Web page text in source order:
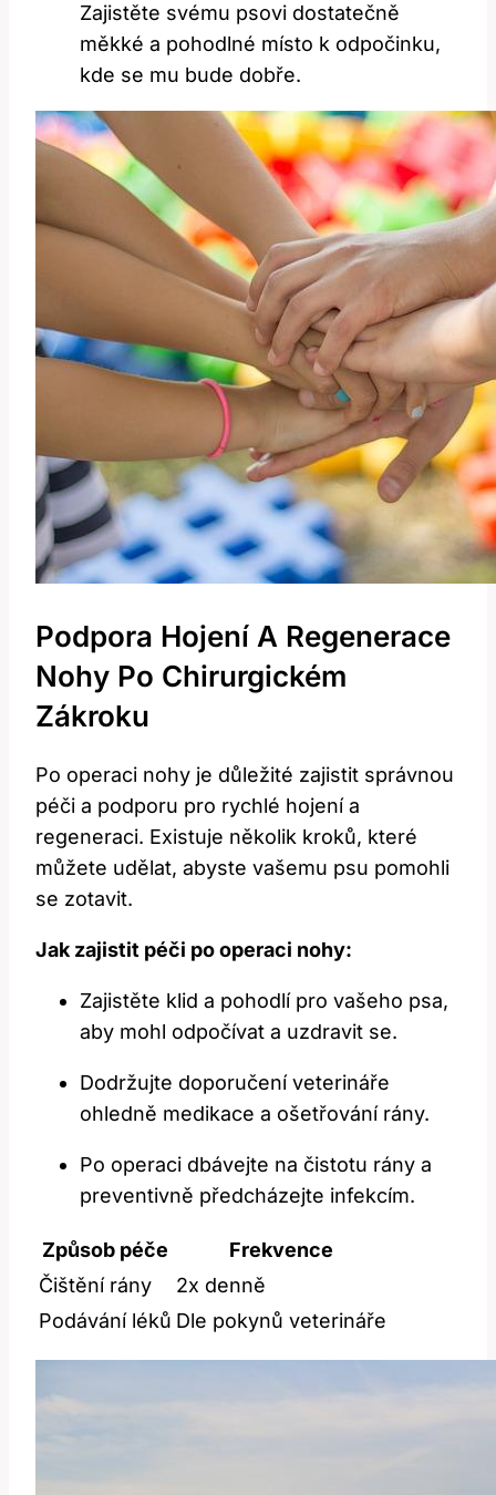
Zajistěte svému psovi dostatečně
měkké a pohodlné místo k odpočinku,
kde se mu bude dobře.
Podpora Hojení A Regenerace
Nohy Po Chirurgickém
Zákroku
Po operaci nohy je důležité zajistit správnou
péči a podporu pro rychlé hojení a
regeneraci. Existuje několik kroků, které
můžete udělat, abyste vašemu psu pomohli
se zotavit.
Jak zajistit péči po operaci nohy:
Zajistěte klid a pohodlí pro vašeho psa,
aby mohl odpočívat a uzdravit se.
Dodržujte doporučení veterináře
ohledně medikace a ošetřování rány.
Po operaci dbávejte na čistotu rány a
preventivně předcházejte infekcím.
Způsob péče
Frekvence
Čištění rány
2x denně
Podávání léků Dle pokynů veterináře